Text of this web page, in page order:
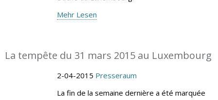
Mehr Lesen
La tempête du 31 mars 2015 au Luxembourg
2-04-2015 Presseraum
La fin de la semaine dernière a été marquée